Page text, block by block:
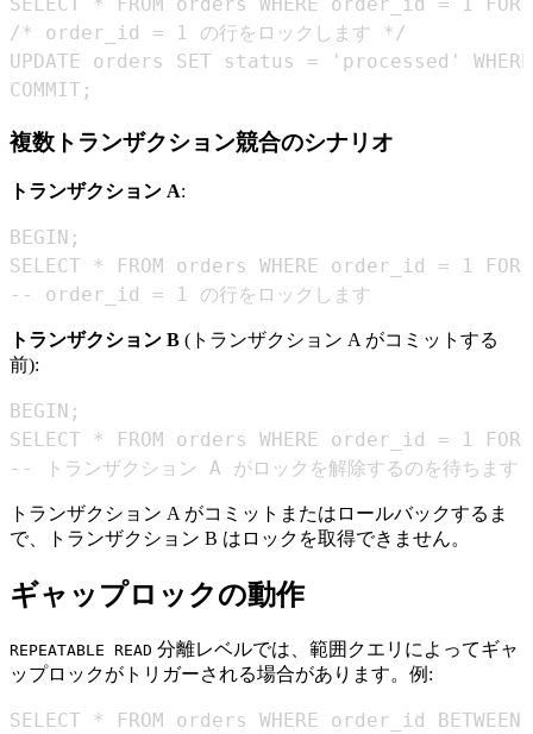
COMMIT;
複数トランザクション競合のシナリオ
トランザクション A:
-- order_id = 1 の行をロックします
トランザクション B (トランザクション A がコミットする
前):
-- トランザクション A がロックを解除するのを待ちます
トランザクション A がコミットまたはロールバックするま
で、トランザクション B はロックを取得できません。
ギャップロックの動作
REPEATABLE READ 分離レベルでは、範囲クエリによってギャ
ップロックがトリガーされる場合があります。例:
SELECT * FROM orders WHERE order_id